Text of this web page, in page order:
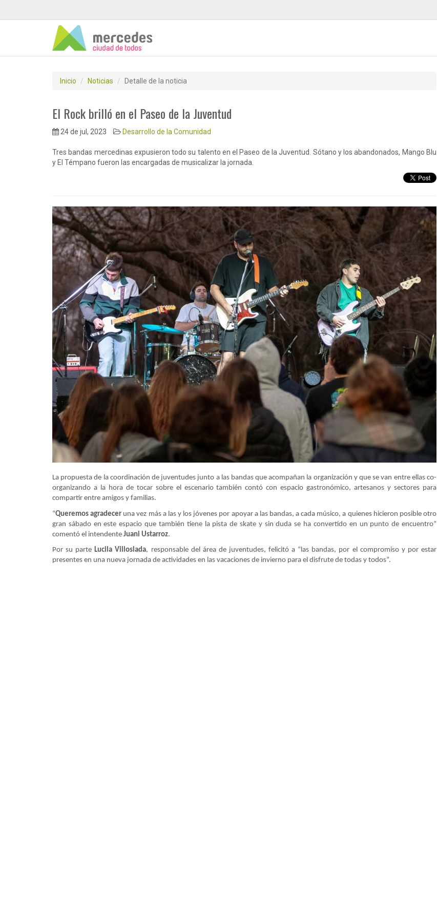
Inicio Noticias Detalle de la noticia
El Rock brilló en el Paseo de la Juventud
24 de jul, 2023 Desarrollo de la Comunidad
Tres bandas mercedinas expusieron todo su talento en el Paseo de la Juventud. Sótano y los abandonados, Mango Blu
y El Témpano fueron las encargadas de musicalizar la jornada.
La propuesta de la coordinación de juventudes junto a las bandas que acompañan la organización y que se van entre ellas co-
organizando a la hora de tocar sobre el escenario también contó con espacio gastronómico, artesanos y sectores para
compartir entre amigos y familias.
“Queremos agradecer una vez más a las y los jóvenes por apoyar a las bandas, a cada músico, a quienes hicieron posible otro
gran sábado en este espacio que también tiene la pista de skate y sin duda se ha convertido en un punto de encuentro”
comentó el intendente Juani Ustarroz.
Por su parteLucila Villoslada, responsable del área de juventudes, felicitó a “las bandas, por el compromiso y por estar
presentes en una nueva jornada de actividades en las vacaciones de invierno para el disfrute de todas y todos”.